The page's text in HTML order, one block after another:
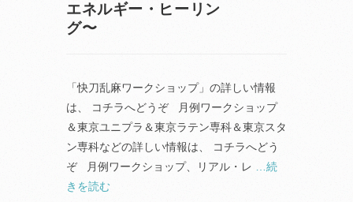
エネルギー・ヒーリン
グ〜
「快刀乱麻ワークショップ」の詳しい情報
は、 コチラへどうぞ 月例ワークショップ
＆東京ユニプラ＆東京ラテン専科＆東京スタ
ン専科などの詳しい情報は、 コチラへどう
ぞ 月例ワークショップ、リアル・レ
…続
きを読む